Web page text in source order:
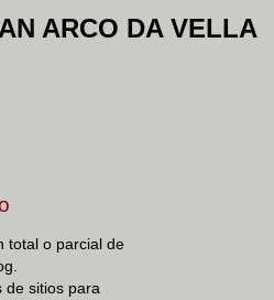
ARCO DA VELLA
total o parcial de
de sitios para